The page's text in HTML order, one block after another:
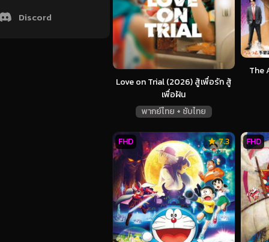
Discord
Love on Trial (2026) สู้เพื่อรัก สู้
เพื่อฝัน
พากย์ไทย + ซับไทย
The
7.3
FHD FHD